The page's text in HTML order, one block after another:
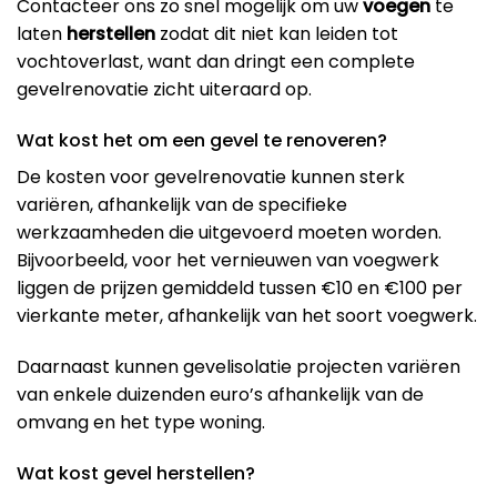
Contacteer ons zo snel mogelijk om uwvoegen te
laten herstellen zodat dit niet kan leiden tot
vochtoverlast, want dan dringt een complete
gevelrenovatie zicht uiteraard op.
Wat kost het om een gevel te renoveren?
De kosten voor gevelrenovatie kunnen sterk
variëren, afhankelijk van de specifieke
werkzaamheden die uitgevoerd moeten worden.
Bijvoorbeeld, voor het vernieuwen van voegwerk
liggen de prijzen gemiddeld tussen €10 en €100 per
vierkante meter, afhankelijk van het soort voegwerk​.
Daarnaast kunnen gevelisolatie projecten variëren
van enkele duizenden euro’s afhankelijk van de
omvang en het type woning​.
Wat kost gevel herstellen?